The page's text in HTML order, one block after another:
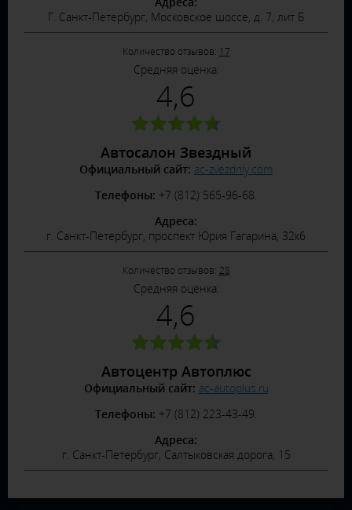
Г. Санкт-Петербург, Московское шоссе, д. 7, лит Б
Количество отзывов: 17
Средняя оценка:
4,6
Автосалон Звездный
Официальный сайт: ac-zvezdniy.com
Телефоны: +7 (812) 565-96-68.
Адреса:
г. Санкт-Петербург, проспект Юрия Гагарина, 32к6
Количество отзывов: 28
Средняя оценка:
4,6
Автоцентр Автоплюс
Официальный сайт: ac-autoplus.ru
Телефоны: +7 (812) 223-43-49.
Адреса:
г. Санкт-Петербург, Салтыковская дорога, 15